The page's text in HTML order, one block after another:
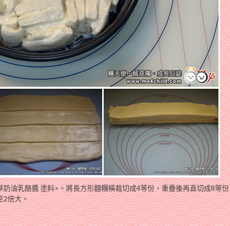
油乳酪醬 塗料>。將長方形麵糰橫裁切成4等份，重疊後再直切成8等
2倍大。